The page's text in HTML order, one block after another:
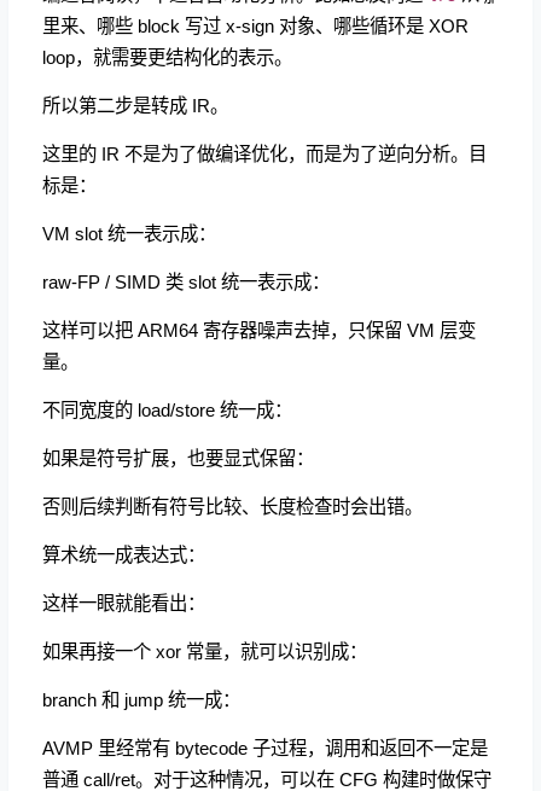
里来、哪些 block 写过 x-sign 对象、哪些循环是 XOR
loop，就需要更结构化的表示。
所以第二步是转成 IR。
这里的 IR 不是为了做编译优化，而是为了逆向分析。目
标是：
VM slot 统一表示成：
raw-FP / SIMD 类 slot 统一表示成：
这样可以把 ARM64 寄存器噪声去掉，只保留 VM 层变
量。
不同宽度的 load/store 统一成：
如果是符号扩展，也要显式保留：
否则后续判断有符号比较、长度检查时会出错。
算术统一成表达式：
这样一眼就能看出：
如果再接一个 xor 常量，就可以识别成：
branch 和 jump 统一成：
AVMP 里经常有 bytecode 子过程，调用和返回不一定是
普通 call/ret。对于这种情况，可以在 CFG 构建时做保守